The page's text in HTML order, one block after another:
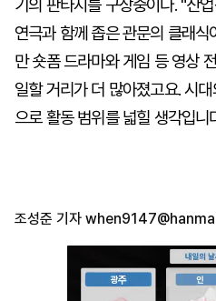
기의 판타지를 구상중이다. "산
연극과 함께 좁은 관문의 클래식
만 숏폼 드라마와 게임 등 영상
일할 거리가 더 많아졌고요. 시
으로 활동 범위를 넓힐 생각입니
조성준 기자